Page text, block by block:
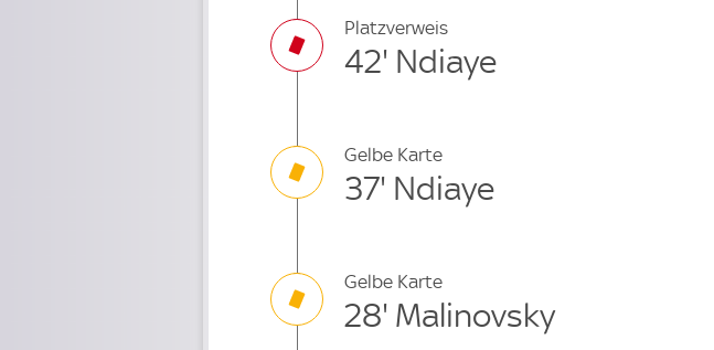
Platzverweis
42' Ndiaye
Gelbe Karte
37' Ndiaye
Gelbe Karte
28' Malinovsky